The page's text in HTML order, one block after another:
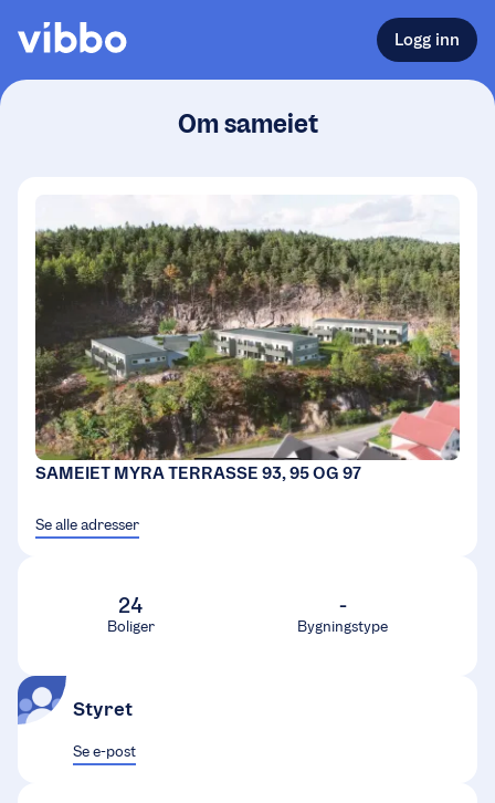
Logg inn
Om sameiet
SAMEIET MYRA TERRASSE 93, 95 OG 97
Se alle adresser
24
Boliger
-
Bygningstype
Styret
Se e-post